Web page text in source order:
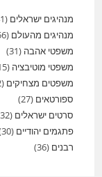
מנהיגים ישראלים (141)
מנהיגים מהעולם (56)
משפטי אהבה (31)
משפטי מוטיבציה (115)
משפטים מצחיקים (42)
ספורטאים (27)
סרטים ישראלים (32)
פתגמים יהודיים (30)
רבנים (36)